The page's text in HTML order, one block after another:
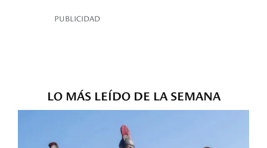
PUBLICIDAD
LO MÁS LEÍDO DE LA SEMANA